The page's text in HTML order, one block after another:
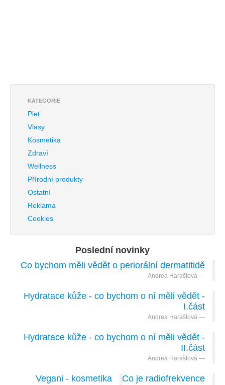
KATEGORIE
Pleť
Vlasy
Kosmetika
Zdraví
Wellness
Přírodní produkty
Ostatní
Reklama
Cookies
Poslední novinky
Co bychom měli vědět o periorální dermatitidě
Andrea Haraštová
Hydratace kůže - co bychom o ní měli vědět -
I.část
Andrea Haraštová
Hydratace kůže - co bychom o ní měli vědět -
II.část
Andrea Haraštová
Co je radiofrekvence
Vegani - kosmetika